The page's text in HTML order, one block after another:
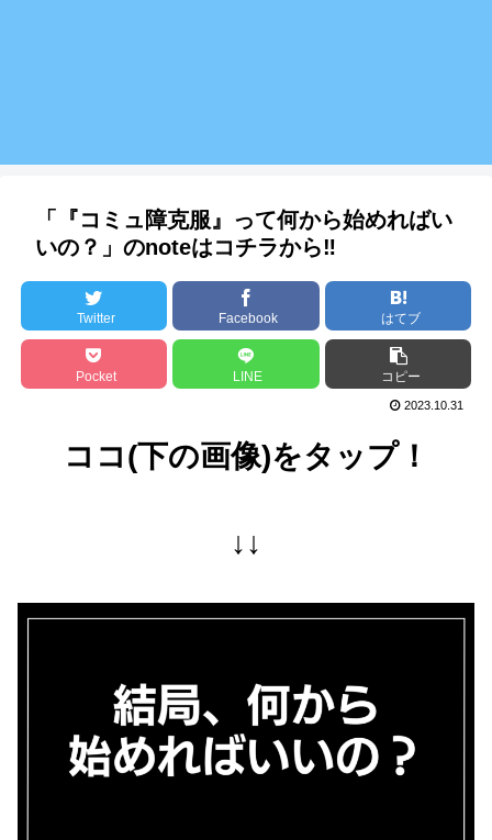
「『コミュ障克服』って何から始めればい
いの？」のnoteはコチラから‼
Twitter Facebook はてブ
Pocket LINE コピー
2023.10.31
ココ(下の画像)をタップ！
↓↓